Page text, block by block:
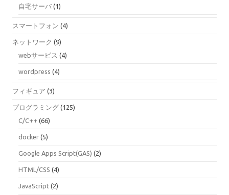
自宅サーバ (1)
スマートフォン (4)
ネットワーク (9)
webサービス (4)
wordpress (4)
フィギュア (3)
プログラミング (125)
C/C++ (66)
docker (5)
Google Apps Script(GAS) (2)
HTML/CSS (4)
JavaScript (2)